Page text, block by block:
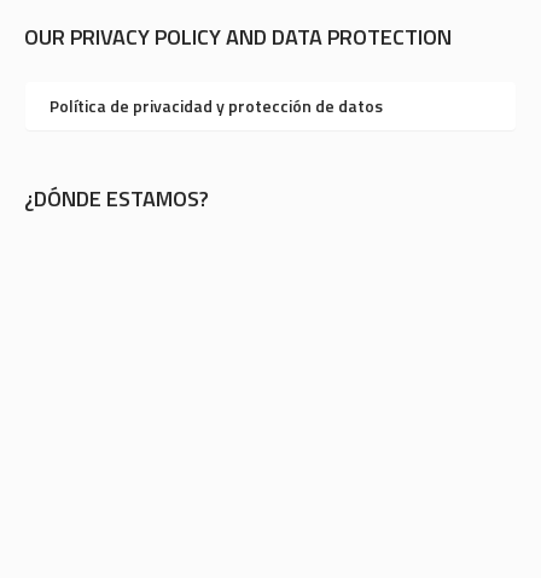
OUR PRIVACY POLICY AND DATA PROTECTION
Política de privacidad y protección de datos
¿DÓNDE ESTAMOS?